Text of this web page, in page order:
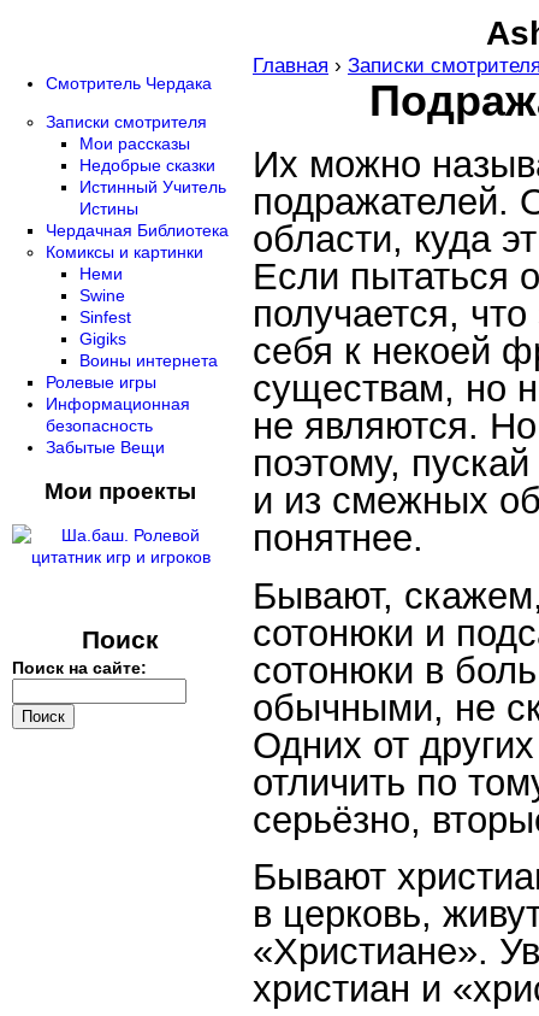
Главная › Записки
Их можно
подражателей.
области, куда
Если пытаться
получается,
себя к некоей
существам, но
не являются.
поэтому,
и из смежных
понятнее.
Бывают,
сотонюки и
сотонюки в
обычными, не
Одних от
отличить по
серьёзно,
Бывают
в церковь,
«Христиане».
христиан и
Смотритель Чердака
Записки смотрителя
Мои рассказы
Недобрые сказки
Истинный Учитель
Истины
Чердачная Библиотека
Комиксы и картинки
Неми
Swine
Sinfest
Gigiks
Воины интернета
Ролевые игры
Информационная
безопасность
Забытые Вещи
Мои проекты
Поиск
Поиск на сайте: